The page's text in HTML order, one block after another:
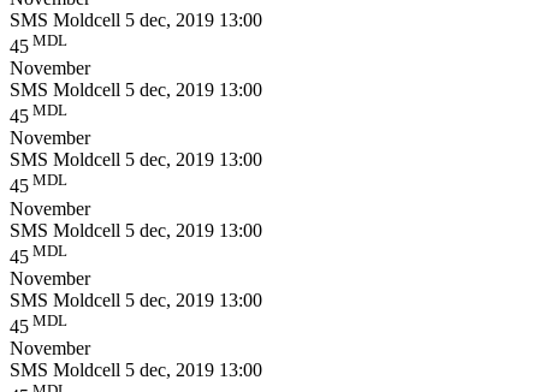
SMS Moldcell 5 dec, 2019 13:00
45 MDL
November
SMS Moldcell 5 dec, 2019 13:00
45 MDL
November
SMS Moldcell 5 dec, 2019 13:00
45 MDL
November
SMS Moldcell 5 dec, 2019 13:00
45 MDL
November
SMS Moldcell 5 dec, 2019 13:00
45 MDL
November
SMS Moldcell 5 dec, 2019 13:00